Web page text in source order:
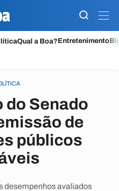
Qual a Boa?Entretenimento
do Senado
de
públicos
desempenhos avaliados